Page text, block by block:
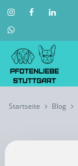
Startseite Blog